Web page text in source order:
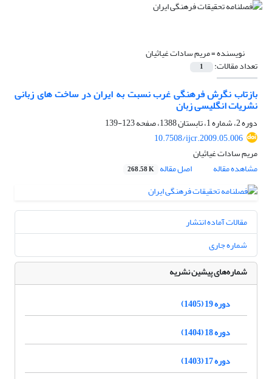
نویسنده =مریم سادات غیاثیان
تعداد مقالات: 1
بازتاب نگرش فرهنگی غرب نسبت به ایران در ساخت های زبانی
نشریات انگلیسی زبان
دوره 2، شماره 1، تابستان 1388، صفحه
123-139
10.7508/ijcr.2009.05.006
مریم سادات غیاثیان
مشاهده مقاله
اصل مقاله 268.58 K
مقالات آماده انتشار
شماره جاری
شماره‌های پیشین نشریه
دوره 19 (1405)
دوره 18 (1404)
دوره 17 (1403)